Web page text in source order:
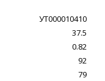
УТ000010410
37.5
0.82
92
79